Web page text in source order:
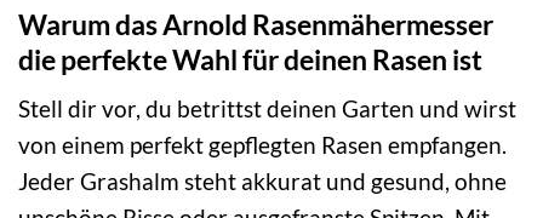
Warum das Arnold Rasenmähermesser
die perfekte Wahl für deinen Rasen ist
Stell dir vor, du betrittst deinen Garten und wirst
von einem perfekt gepflegten Rasen empfangen.
Jeder Grashalm steht akkurat und gesund, ohne